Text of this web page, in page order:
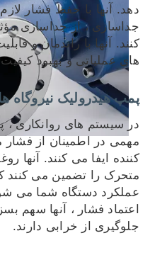
دهد. آنها با حفظ فشار
جداسازی ، از جداسازی
کنند. آنها با راندمان و
های عملیاتی و بهبود
پمپ هیدرولیک نیروگاه
در سیستم های روانکاری
مهمی در اطمینان از فشار
کننده ایفا می کنند. آنها
متحرک را تضمین می کنند
عملکرد دستگاه شما می
اعتماد فشار ، آنها سهم
جلوگیری از خرابی دارند.